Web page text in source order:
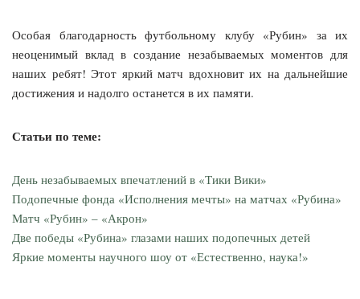
Особая благодарность футбольному клубу «Рубин» за их
неоценимый вклад в создание незабываемых моментов для
наших ребят! Этот яркий матч вдохновит их на дальнейшие
достижения и надолго останется в их памяти.
Статьи по теме:
День незабываемых впечатлений в «Тики Вики»
Подопечные фонда «Исполнения мечты» на матчах «Рубина»
Матч «Рубин» – «Акрон»
Две победы «Рубина» глазами наших подопечных детей
Яркие моменты научного шоу от «Естественно, наука!»